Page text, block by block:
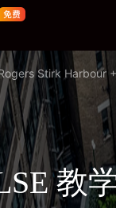
Stirk Harbour
教